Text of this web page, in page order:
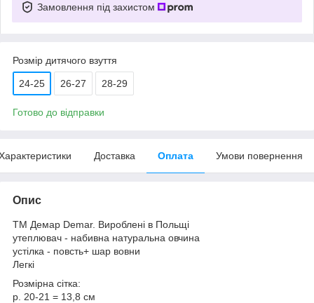
Замовлення під захистом
Розмір дитячого взуття
24-25 26-27 28-29
Готово до відправки
Доставка Оплата Умови повернення
Опис
ТМ Демар Demar. Вироблені в Польщі
утеплювач - набивна натуральна овчина
устілка - повсть+ шар вовни
Легкі
Розмірна сітка:
р. 20-21 = 13,8 см